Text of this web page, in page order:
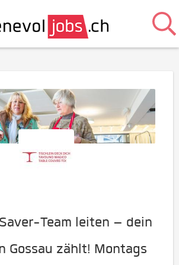
Team leiten – dein
Gossau zählt! Montags